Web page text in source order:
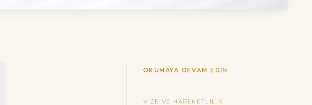
OKUMAYA DEVAM EDIN
VIZE VE HAREKETLILIK